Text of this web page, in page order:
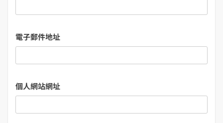
電子郵件地址
個人網站網址